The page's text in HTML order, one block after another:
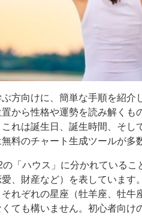
方向けに、簡単な手順を紹
から性格や運勢を読み解くも
これは誕生日、誕生時間、そ
料のチャート生成ツールが多
「ハウス」に分かれている
、財産など）を表しています
れぞれの星座（牡羊座、牡
ても構いません。初心者向け